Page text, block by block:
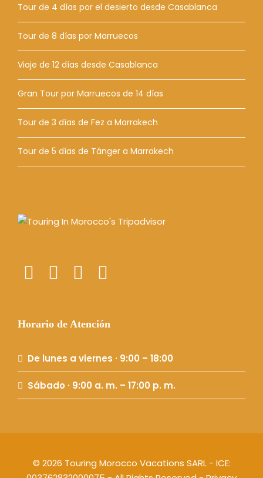
Tour de 4 días por el desierto desde Casablanca
Tour de 8 días por Marruecos
Viaje de 12 días desde Casablanca
Gran Tour por Marruecos de 14 días
Tour de 3 días de Fez a Marrakech
Tour de 5 días de Tánger a Marrakech
Horario de Atención
De lunes a viernes · 9:00 – 18:00
Sábado · 9:00 a. m. – 17:00 p. m.
© 2026 Touring Morocco Vacations SARL - ICE: